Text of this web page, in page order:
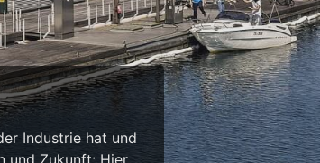
Industrie hat und